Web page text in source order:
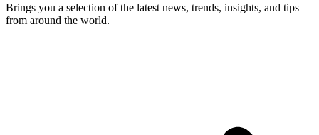
Brings you a selection of the latest news, trends, insights, and tips
from around the world.